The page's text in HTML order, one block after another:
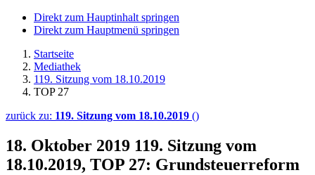
Direkt zum Hauptinhalt springen
Direkt zum Hauptmenü springen
Startseite
Mediathek
119. Sitzung vom 18.10.2019
TOP 27
zurück zu: 119. Sitzung vom 18.10.2019 ()
18. Oktober 2019 119. Sitzung vom
18.10.2019, TOP 27: Grundsteuerreform